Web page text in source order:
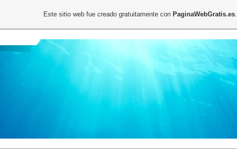
Este sitio web fue creado gratuitamente con PaginaWebGratis.es